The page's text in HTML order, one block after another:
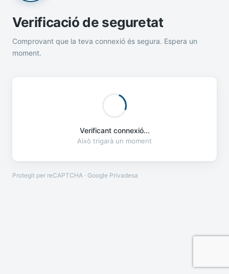
Verificació de seguretat
Comprovant que la teva connexió és segura. Espera un
moment.
Verificant connexió...
Això trigarà un moment
Protegit per reCAPTCHA · Google Privadesa